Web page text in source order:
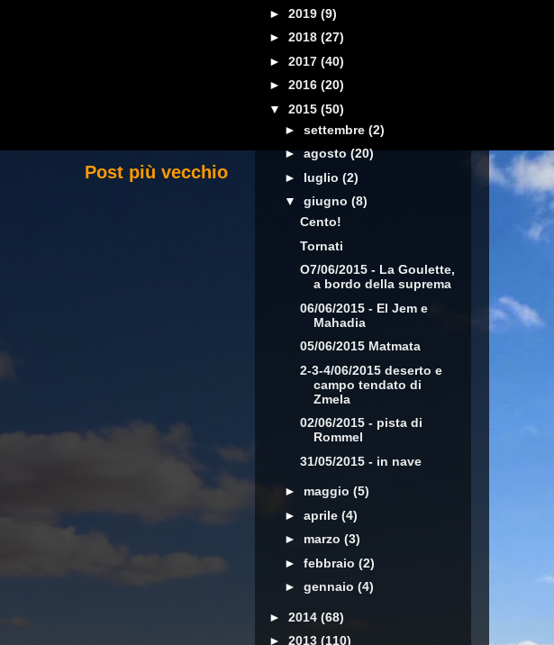
Post più vecchio
► 2019 (9)
► 2018 (27)
► 2017 (40)
► 2016 (20)
▼ 2015 (50)
► settembre (2)
►agosto(20)
► luglio (2)
▼ giugno (8)
Cento!
Tornati
O7/06/2015 - La Goulette,
a bordo della suprema
06/06/2015 - El Jem e
Mahadia
05/06/2015 Matmata
2-3-4/06/2015 deserto e
campo tendato di
Zmela
02/06/2015 - pista di
Rommel
31/05/2015 - in nave
► maggio (5)
► aprile (4)
► marzo (3)
► febbraio (2)
► gennaio (4)
► 2014 (68)
► 2013 (110)